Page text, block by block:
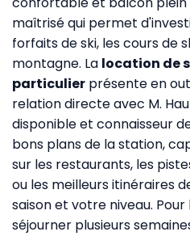
maîtrisé qui permet
forfaits de ski, les cours de
montagne. La location de
particulier présente en
relation directe avec M.
disponible et connaisseur
bons plans de la station,
sur les restaurants, les
ou les meilleurs itinéraires
saison et votre niveau.
séjourner plusieurs